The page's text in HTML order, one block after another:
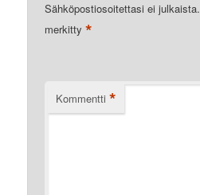
Sähköpostiosoitettasi ei julkaista.
merkitty*
Kommentti *